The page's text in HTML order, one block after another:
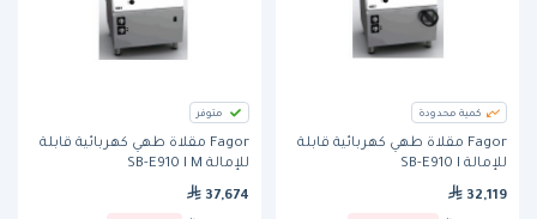
كمية محدودة
Fagor مقلاة طهي كهربائية قابلة
للإمالة SB-E910 I
32,119
متوفر
Fagor مقلاة طهي كهربائية قابلة
للإمالة SB-E910 I M
37,674